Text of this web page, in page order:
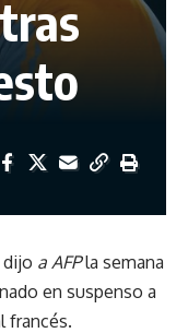
dijo a AFPla semana
en suspenso a
francés.